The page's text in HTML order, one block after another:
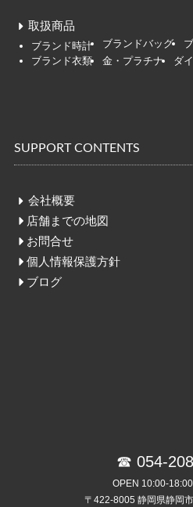
取扱商品
ブランド時計 ブランドバッグ
ブランド衣類
金・プラチナ ダ
SUPPORT CONTENTS
会社概要
店舗までの地図
お問合せ
個人情報保護方針
ブログ
☎ 054-
OPEN 10:00-
〒422-8005 静岡県静岡